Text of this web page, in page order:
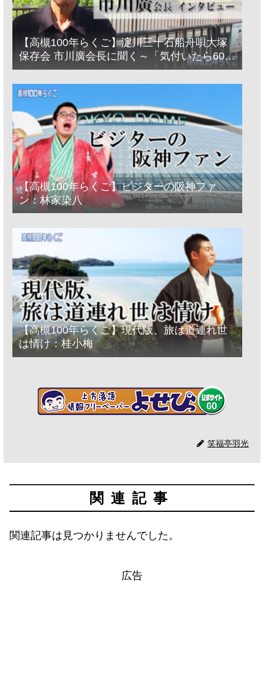
【高槻100年らくご】淀川三十石船舟唄大塚
保存会 市川廣会長に聞く～「気付いたら60年
経っとった」
【高槻100年らくご】ビジターの阪神ファ
ン：林家染八
【高槻100年らくご】現代版、旅は道連れ世
は情け：桂小梅
笑福亭羽光
関連記事
関連記事は見つかりませんでした。
広告